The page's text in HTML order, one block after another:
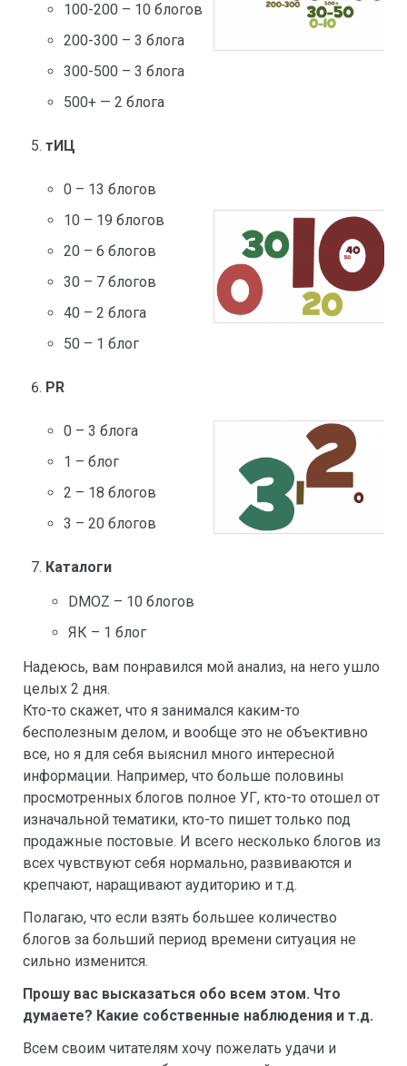
100-200 – 10 блогов
200-300 – 3 блога
300-500 – 3 блога
500+ — 2 блога
тИЦ
0 – 13 блогов
10 – 19 блогов
20 – 6 блогов
30 – 7 блогов
40 – 2 блога
50 – 1 блог
PR
0 – 3 блога
1 – блог
2 – 18 блогов
3 – 20 блогов
Каталоги
DMOZ – 10 блогов
ЯК – 1 блог
Надеюсь, вам понравился мой анализ, на него ушло
целых 2 дня.
Кто-то скажет, что я занимался каким-то
бесполезным делом, и вообще это не объективно
все, но я для себя выяснил много интересной
информации. Например, что больше половины
просмотренных блогов полное УГ, кто-то отошел от
изначальной тематики, кто-то пишет только под
продажные постовые. И всего несколько блогов из
всех чувствуют себя нормально, развиваются и
крепчают, наращивают аудиторию и т.д.
Полагаю, что если взять большее количество
блогов за больший период времени ситуация не
сильно изменится.
Прошу вас высказаться обо всем этом. Что
думаете? Какие собственные наблюдения и т.д.
Всем своим читателям хочу пожелать удачи и